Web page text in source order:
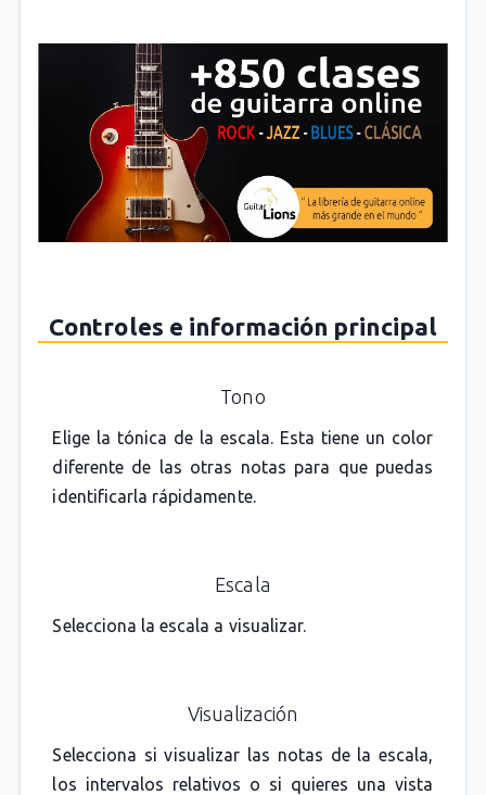
Controles e información principal
Tono
Elige la tónica de la escala. Esta tiene un color
diferente de las otras notas para que puedas
identificarla rápidamente.
Escala
Selecciona la escala a visualizar.
Visualización
Selecciona si visualizar las notas de la escala,
los intervalos relativos o si quieres una vista